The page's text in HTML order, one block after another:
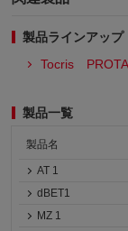
製品ラインアップ
Tocris
製品一覧
製品名
AT 1
dBET1
MZ 1